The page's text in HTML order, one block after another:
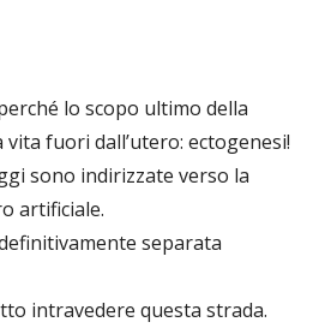
lo scopo ultimo della
vita fuori dall’utero: ectogenesi!
sono indirizzate verso la
artificiale.
separata
intravedere questa strada.